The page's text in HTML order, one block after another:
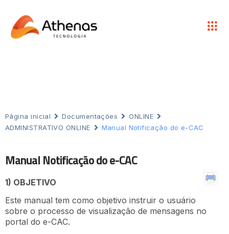
Página inicial Documentações
ONLINE
ADMINISTRATIVO ONLINE
Manual Notificação do e-CAC
Manual Notificação do e-CAC
1) OBJETIVO
Este manual tem como objetivo instruir o usuário
sobre o processo de visualização de mensagens no
portal do e-CAC.